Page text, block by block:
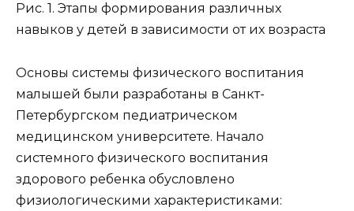
Рис. 1. Этапы формирования различных
навыков у детей в зависимости от их возраста
Основы системы физического воспитания
малышей были разработаны в Санкт-
Петербургском педиатрическом
медицинском университете. Начало
системного физического воспитания
здорового ребенка обусловлено
физиологическими характеристиками: